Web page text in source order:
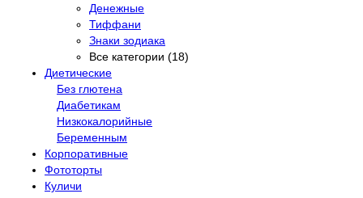
Денежные
Тиффани
Знаки зодиака
Все категории (18)
Диетические
Без глютена
Диабетикам
Низкокалорийные
Беременным
Корпоративные
Фототорты
Куличи